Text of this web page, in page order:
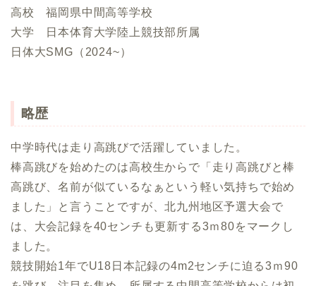
高校 福岡県中間高等学校
大学 日本体育大学陸上競技部所属
日体大SMG（2024~）
略歴
中学時代は走り高跳びで活躍していました。
棒高跳びを始めたのは高校生からで「走り高跳びと棒
高跳び、名前が似ているなぁという軽い気持ちで始め
ました」と言うことですが、北九州地区予選大会で
は、大会記録を40センチも更新する3ｍ80をマークし
ました。
競技開始1年でU18日本記録の4m2センチに迫る3ｍ90